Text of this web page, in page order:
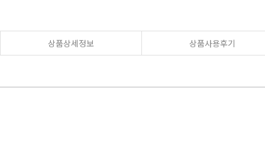
상품상세정보 상품사용후기